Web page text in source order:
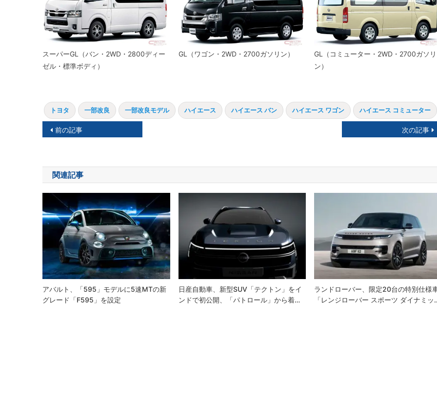
スーパーGL（バン・2WD・2800ディー
ゼル・標準ボディ）
GL（ワゴン・2WD・2700ガソリン）
GL（コミューター・2WD・2700ガソリ
ン）
トヨタ 一部改良 一部改良モデル ハイエース ハイエース バン ハイエース ワゴン ハイエース コミューター
投
ナ
ビ
ゲ
ー
シ
ョ
ン
前の記事 次の記事
関連記事
アバルト、「595」モデルに5速MTの新
グレード「F595」を設定
日産自動車、新型SUV「テクトン」をイ
ンドで初公開、「パトロール」から着…
ランドローバー、限定20台の特別仕様
「レンジローバー スポーツ ダイナミ